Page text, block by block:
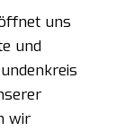
uns
und
wir